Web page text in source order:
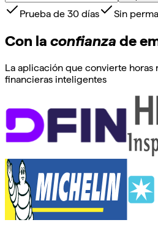
Prueba de 30 días Sin
Con la confianza de
La aplicación que convierte horas
financieras inteligentes